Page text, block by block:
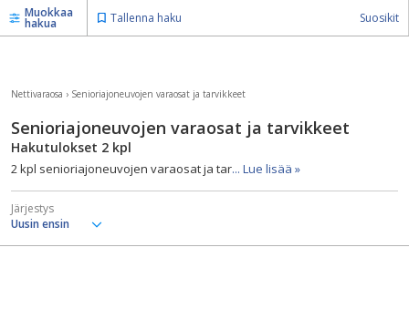
Muokkaa
hakua Tallenna haku Suosikit
Nettivaraosa › Senioriajoneuvojen varaosat ja tarvikkeet
Senioriajoneuvojen varaosat ja tarvikkeet
Hakutulokset 2 kpl
2 kpl senioriajoneuvojen varaosat ja tar... Lue lisää »
Järjestys